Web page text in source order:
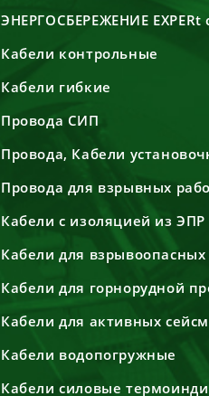
ЭНЕРГОСБЕРЕЖЕНИЕ EXPERt
Кабели контрольные
Кабели гибкие
Провода СИП
Провода, Кабели
Провода для взрывных
Кабели с изоляцией из ЭПР
Кабели для взрывоопасных
Кабели для горнорудной
Кабели для активных
Кабели водопогружные
Кабели силовые